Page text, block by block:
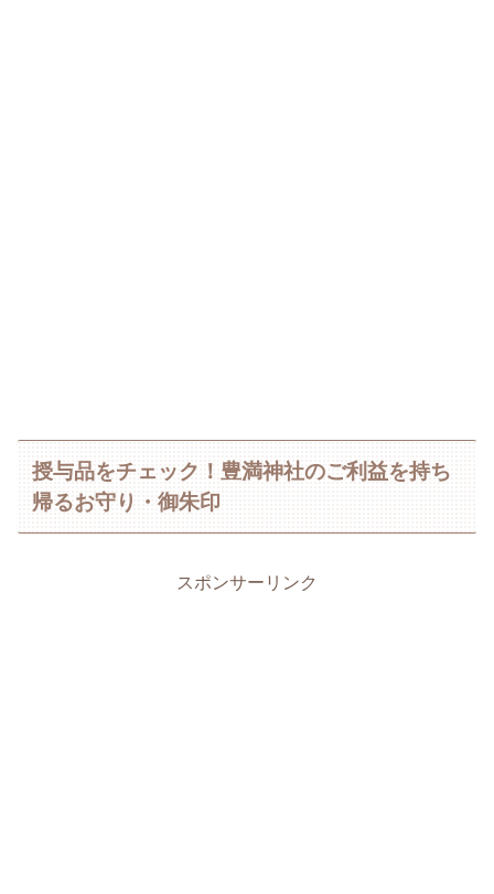
授与品をチェック！豊満神社のご利益を持ち
帰るお守り・御朱印
スポンサーリンク